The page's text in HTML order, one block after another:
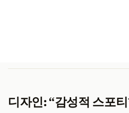
디자인: “감성적 스포